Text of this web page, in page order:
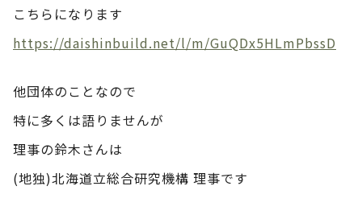
こちらになります
https://daishinbuild.net/l/m/GuQDx5HLmPbssD
他団体のことなので
特に多くは語りませんが
理事の鈴木さんは
(地独)北海道立総合研究機構 理事です